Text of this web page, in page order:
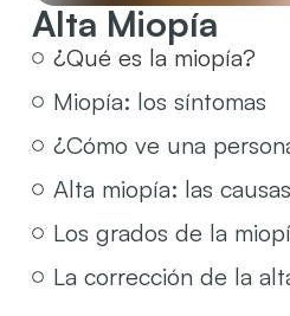
Alta Miopía
¿Qué es la miopía?
Miopía: los síntomas
¿Cómo ve una
Alta miopía: las causas
Los grados de la
La corrección de la